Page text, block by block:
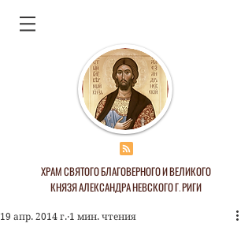
ХРАМ СВЯТОГО БЛАГОВЕРНОГО И ВЕЛИКОГО
КНЯЗЯ АЛЕКСАНДРА НЕВСКОГО Г. РИГИ
19 апр. 2014 г. 1 мин. чтения